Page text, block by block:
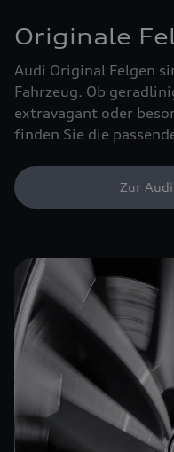
Originale
Audi Original Felgen
Fahrzeug. Ob
extravagant oder
finden Sie die
Zur